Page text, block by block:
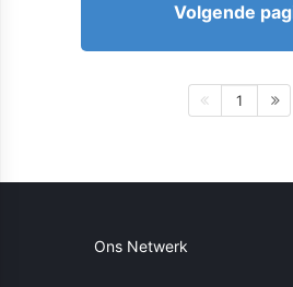
Volgende
1
Ons Netwerk